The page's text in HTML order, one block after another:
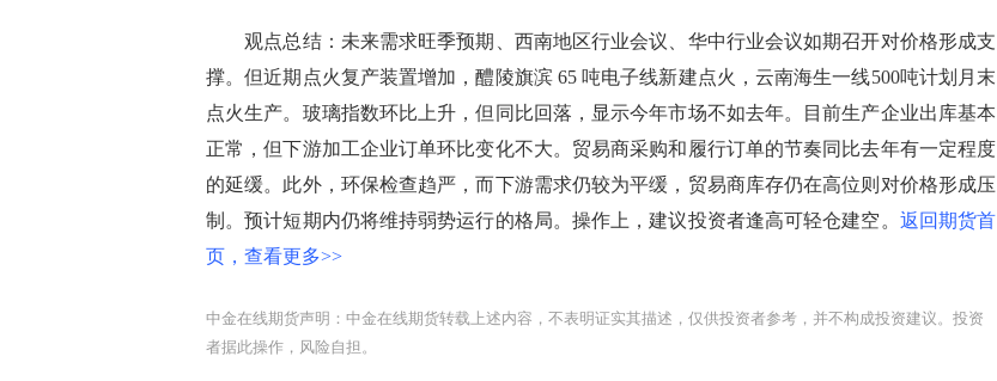
观点总结：未来需求旺季预期、西南地区行业会议、华中行业会议如期召开对价格形成支
撑。但近期点火复产装置增加，醴陵旗滨 65 吨电子线新建点火，云南海生一线500吨计划月末
点火生产。玻璃指数环比上升，但同比回落，显示今年市场不如去年。目前生产企业出库基本
正常，但下游加工企业订单环比变化不大。贸易商采购和履行订单的节奏同比去年有一定程度
的延缓。此外，环保检查趋严，而下游需求仍较为平缓，贸易商库存仍在高位则对价格形成压
制。预计短期内仍将维持弱势运行的格局。操作上，建议投资者逢高可轻仓建空。 返回期货首
页，查看更多>>
中金在线期货声明：中金在线期货转载上述内容，不表明证实其描述，仅供投资者参考，并不构成投资建议。投资
者据此操作，风险自担。